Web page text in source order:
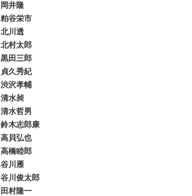
岡井隆
粕谷栄市
北川透
北村太郎
黒田三郎
貞久秀紀
渋沢孝輔
清水昶
清水哲男
鈴木志郎康
高貝弘也
高橋睦郎
谷川雁
谷川俊太郎
田村隆一